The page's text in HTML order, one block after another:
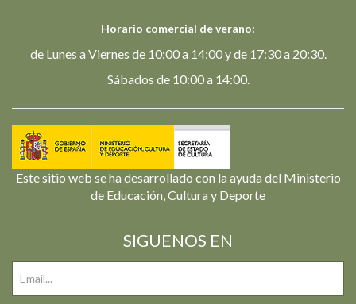
Horario comercial de verano:
de Lunes a Viernes de 10:00 a 14:00 y de 17:30 a 20:30.
Sábados de 10:00 a 14:00.
Este sitio web se ha desarrollado con la ayuda del Ministerio
de Educación, Cultura y Deporte
SIGUENOS EN